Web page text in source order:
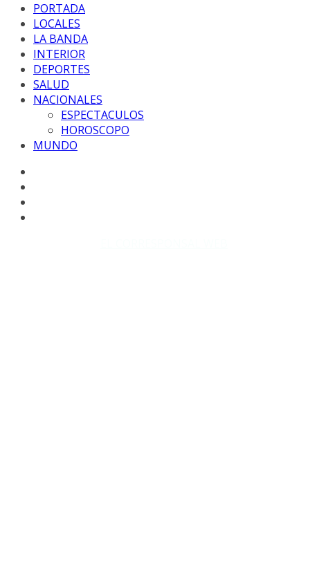
PORTADA
LOCALES
LA BANDA
INTERIOR
DEPORTES
SALUD
NACIONALES
ESPECTACULOS
HOROSCOPO
MUNDO